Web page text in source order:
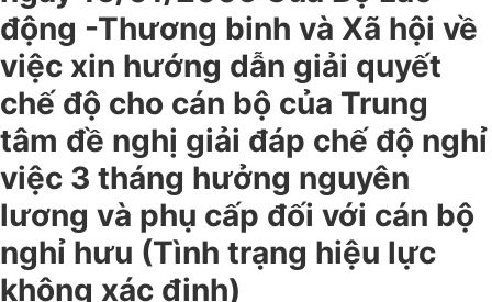
động -Thương binh và Xã hội về
việc xin hướng dẫn giải quyết
chế độ cho cán bộ của Trung
tâm đề nghị giải đáp chế độ nghỉ
việc 3 tháng hưởng nguyên
lương và phụ cấp đối với cán bộ
nghỉ hưu (Tình trạng hiệu lực
không xác định)